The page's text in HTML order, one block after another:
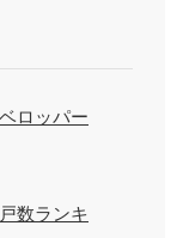
ロッパー
数ランキ